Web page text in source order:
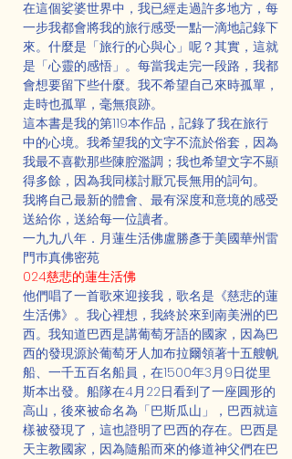
在這個娑婆世界中，我已經走過許多地方，每
一步我都會將我的旅行感受一點一滴地記錄下
來。什麼是「旅行的心與心」呢？其實，這就
是「心靈的感悟」。每當我走完一段路，我都
會想要留下些什麼。我不希望自己來時孤單，
走時也孤單，毫無痕跡。
這本書是我的第119本作品，記錄了我在旅行
中的心境。我希望我的文字不流於俗套，因為
我最不喜歡那些陳腔濫調；我也希望文字不顯
得多餘，因為我同樣討厭冗長無用的詞句。
我將自己最新的體會、最有深度和意境的感受
送給你，送給每一位讀者。
一九九八年．月蓮生活佛盧勝彥于美國華州雷
門巿真佛密苑
024慈悲的蓮生活佛
他們唱了一首歌來迎接我，歌名是《慈悲的蓮
生活佛》。我心裡想，我終於來到南美洲的巴
西。我知道巴西是講葡萄牙語的國家，因為巴
西的發現源於葡萄牙人加布拉爾領著十五艘帆
船、一千五百名船員，在1500年3月9日從里
斯本出發。船隊在4月22日看到了一座圓形的
高山，後來被命名為「巴斯瓜山」，巴西就這
樣被發現了，這也證明了巴西的存在。巴西是
天主教國家，因為隨船而來的修道神父們在巴